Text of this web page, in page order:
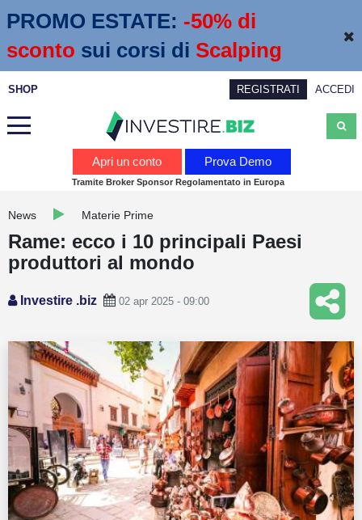
PROMO ESTATE: -50% di
sconto sui corsi di Scalping
SHOP REGISTRATI ACCEDI
Calendario economico
Webinar
Education
Guide
Quotazioni
Conto IG
Guru Monitor
Stagionalità
Apri un conto Prova Demo
Tramite Broker Sponsor Regolamentato in Europa
News Materie Prime
Rame: ecco i 10 principali Paesi
produttori al mondo
Investire .biz 02 apr 2025 - 09:00